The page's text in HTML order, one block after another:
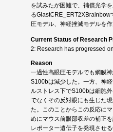
を試みたが困難で、補償光学
るGlastCRE_ERT2XBrainbow
圧モデル、神経挫滅モデルを
Current Status of Research
2: Research has progressed
Reason
一過性高眼圧モデルでも網膜
S100bは減少した。一方、神
ルストレス下でS100bは細胞
でなくその反対眼にも生じた
た。このことからこの反応に
めにマウス前眼部収差の補正
レポーター遺伝子を発現させ